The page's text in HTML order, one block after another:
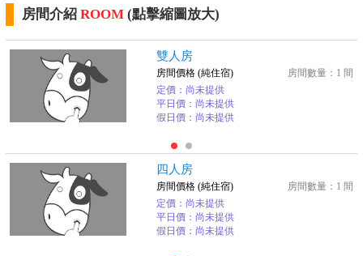
房間介紹 ROOM (點擊縮圖放大)
雙人房
房間數量：1 間
房間價格 (純住宿)
定價：尚未提供
平日價：尚未提供
假日價：尚未提供
四人房
房間數量：1 間
房間價格 (純住宿)
定價：尚未提供
平日價：尚未提供
假日價：尚未提供